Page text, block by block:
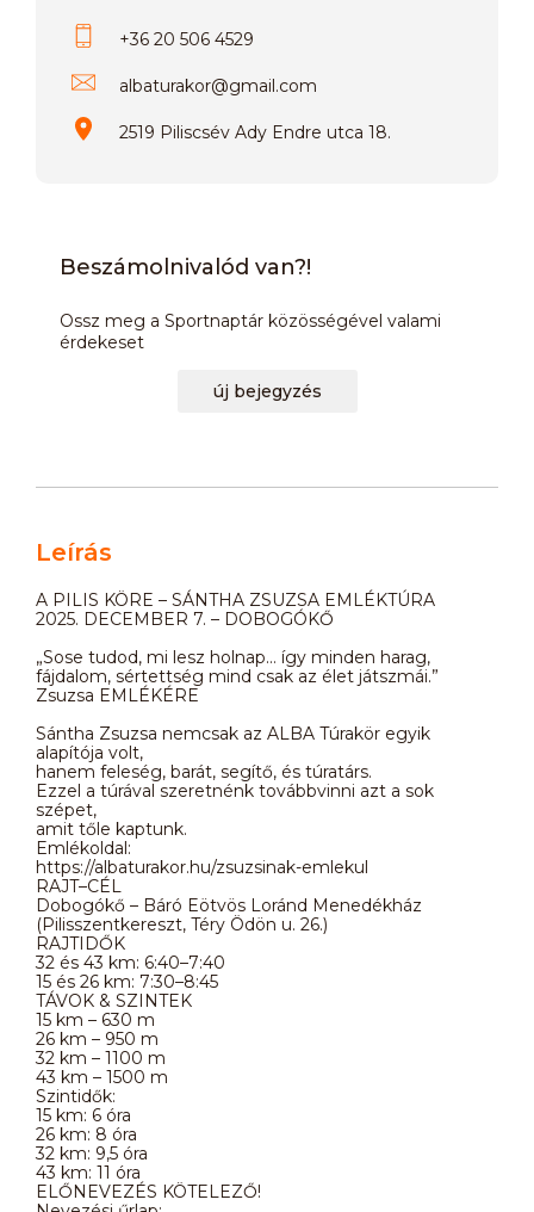
+36 20 506 4529
albaturakor@gmail.com
2519 Piliscsév Ady Endre utca 18.
Beszámolnivalód van?!
Ossz meg a Sportnaptár közösségével valami
érdekeset
új bejegyzés
Leírás
A PILIS KÖRE – SÁNTHA ZSUZSA EMLÉKTÚRA
2025. DECEMBER 7. – DOBOGÓKŐ
„Sose tudod, mi lesz holnap… így minden harag,
fájdalom, sértettség mind csak az élet játszmái.”
Zsuzsa EMLÉKÉRE
Sántha Zsuzsa nemcsak az ALBA Túrakör egyik
alapítója volt,
hanem feleség, barát, segítő, és túratárs.
Ezzel a túrával szeretnénk továbbvinni azt a sok
szépet,
amit tőle kaptunk.
Emlékoldal:
https://albaturakor.hu/zsuzsinak-emlekul
RAJT–CÉL
Dobogókő – Báró Eötvös Loránd Menedékház
(Pilisszentkereszt, Téry Ödön u. 26.)
RAJTIDŐK
32 és 43 km: 6:40–7:40
15 és 26 km: 7:30–8:45
TÁVOK & SZINTEK
15 km – 630 m
26 km – 950 m
32 km – 1100 m
43 km – 1500 m
Szintidők:
15 km: 6 óra
26 km: 8 óra
32 km: 9,5 óra
43 km: 11 óra
ELŐNEVEZÉS KÖTELEZŐ!